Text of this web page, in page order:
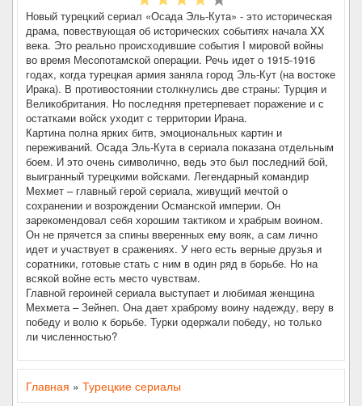
Новый турецкий сериал «Осада Эль-Кута» - это историческая
драма, повествующая об исторических событиях начала XX
века. Это реально происходившие события I мировой войны
во время Месопотамской операции. Речь идет о 1915-1916
годах, когда турецкая армия заняла город Эль-Кут (на востоке
Ирака). В противостоянии столкнулись две страны: Турция и
Великобритания. Но последняя претерпевает поражение и с
остатками войск уходит с территории Ирана.
Картина полна ярких битв, эмоциональных картин и
переживаний. Осада Эль-Кута в сериала показана отдельным
боем. И это очень символично, ведь это был последний бой,
выигранный турецкими войсками. Легендарный командир
Мехмет – главный герой сериала, живущий мечтой о
сохранении и возрождении Османской империи. Он
зарекомендовал себя хорошим тактиком и храбрым воином.
Он не прячется за спины вверенных ему вояк, а сам лично
идет и участвует в сражениях. У него есть верные друзья и
соратники, готовые стать с ним в один ряд в борьбе. Но на
всякой войне есть место чувствам.
Главной героиней сериала выступает и любимая женщина
Мехмета – Зейнеп. Она дает храброму воину надежду, веру в
победу и волю к борьбе. Турки одержали победу, но только
ли численностью?
Главная » Турецкие сериалы